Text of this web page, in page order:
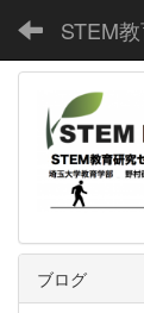
ブログ